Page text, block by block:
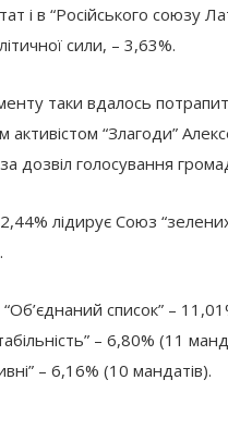
і в “Російського союзу
сили, – 3,63%.
таки вдалось
“Злагоди”
дозвіл голосування
лідирує Союз
список” –
– 6,80% (11
– 6,16% (10 мандатів).